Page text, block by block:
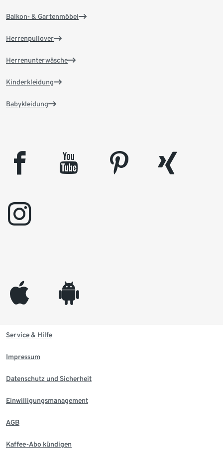
Balkon- & Gartenmöbel
Herrenpullover
Herrenunterwäsche
Kinderkleidung
Babykleidung
facebook youtube pinterest
xing
instagram
appleinc android
Service & Hilfe
Impressum
Datenschutz und Sicherheit
Einwilligungsmanagement
AGB
Kaffee-Abo kündigen